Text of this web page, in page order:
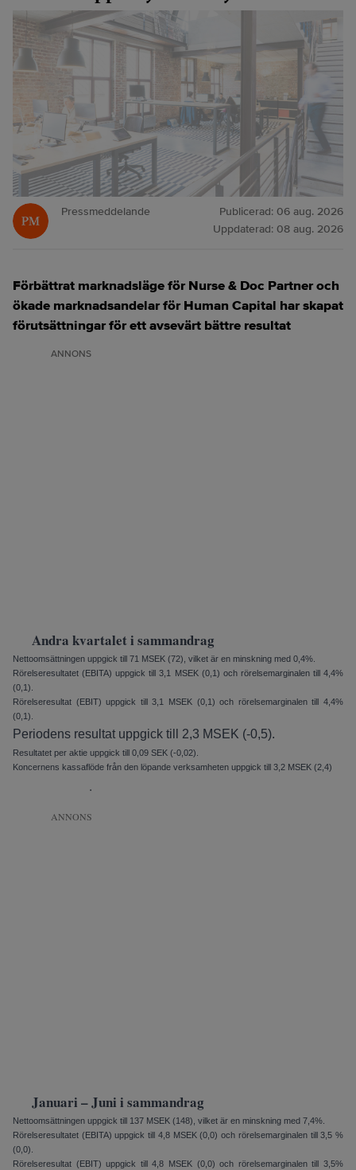
Pressmeddelande Publicerad: 06 aug. 2026
Uppdaterad: 08 aug. 2026
Förbättrat marknadsläge för Nurse & Doc Partner och
ökade marknadsandelar för Human Capital har skapat
förutsättningar för ett avsevärt bättre resultat
ANNONS
Andra kvartalet i sammandrag
Nettoomsättningen uppgick till 71 MSEK (72), vilket är en minskning med 0,4%.
Rörelseresultatet (EBITA) upp­gick till 3,1 MSEK (0,1) och rörelse­marginalen till 4,4%
(0,1).
Rörelseresultat (EBIT) uppgick till 3,1 MSEK (0,1) och rörelsemarginalen till 4,4%
(0,1).
Periodens resultat uppgick till 2,3 MSEK (-0,5).
Resultatet per aktie uppgick till 0,09 SEK (-0,02).
Koncernens kassaflöde från den löpande verksamheten uppgick till 3,2 MSEK (2,4)
.
ANNONS
Januari – Juni i sammandrag
Nettoomsättningen uppgick till 137 MSEK (148), vilket är en minskning med 7,4%.
Rörelseresultatet (EBITA) upp­gick till 4,8 MSEK (0,0) och rörelse­marginalen till 3,5 %
(0,0).
Rörelseresultat (EBIT) uppgick till 4,8 MSEK (0,0) och rörelsemarginalen till 3,5%